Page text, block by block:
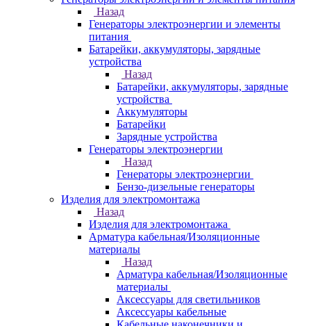
Назад
Генераторы электроэнергии и элементы
питания
Батарейки, аккумуляторы, зарядные
устройства
Назад
Батарейки, аккумуляторы, зарядные
устройства
Аккумуляторы
Батарейки
Зарядные устройства
Генераторы электроэнергии
Назад
Генераторы электроэнергии
Бензо-дизельные генераторы
Изделия для электромонтажа
Назад
Изделия для электромонтажа
Арматура кабельная/Изоляционные
материалы
Назад
Арматура кабельная/Изоляционные
материалы
Аксессуары для светильников
Аксессуары кабельные